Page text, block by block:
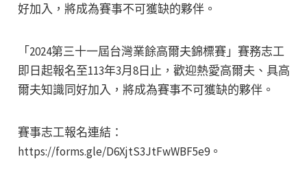
好加入，將成為賽事不可獲缺的夥伴。
「2024第三十一屆台灣業餘高爾夫錦標賽」賽務志工
即日起報名至113年3月8日止，歡迎熱愛高爾夫、具高
爾夫知識同好加入，將成為賽事不可獲缺的夥伴。
賽事志工報名連結：
https://forms.gle/D6XjtS3JtFwWBF5e9。